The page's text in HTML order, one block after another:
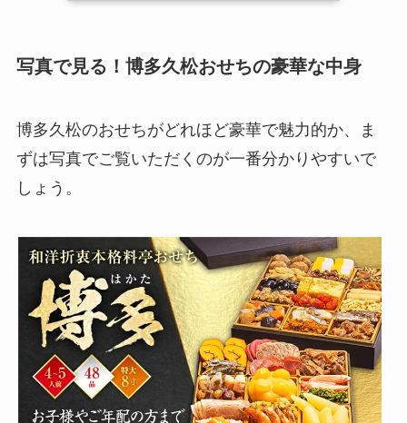
写真で見る！博多久松おせちの豪華な中身
博多久松のおせちがどれほど豪華で魅力的か、ま
ずは写真でご覧いただくのが一番分かりやすいで
しょう。